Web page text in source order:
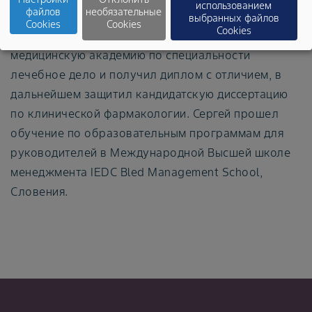
бизнеса в соответствии с этическими нормами.
Сергей окончил Ставропольскую государственную
медицинскую академию по специальности
лечебное дело и получил диплом с отличием, в
дальнейшем защитил кандидатскую диссертацию
по клинической фармакологии. Сергей прошел
обучение по образовательным программам для
руководителей в Международной Высшей школе
менеджмента IEDC Bled Management School,
Словения.
файлов
Cookies
необязательные
Cookies
использованием
выбранных файлов
Cookies